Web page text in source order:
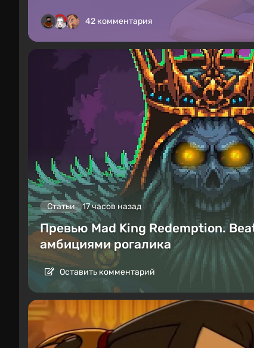
42 комментария
Статьи 17 часов назад
Превью Mad King Redemption.
амбициями рогалика
Оставить комментарий